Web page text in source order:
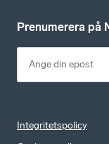
Prenumerera på
Integritetspolicy